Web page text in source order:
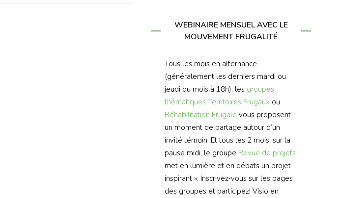
WEBINAIRE MENSUEL AVEC LE
MOUVEMENT FRUGALITÉ
Tous les mois en alternance
(généralement les derniers mardi ou
jeudi du mois à 18h), les groupes
thématiques Territoires Frugaux ou
Réhabilitation Frugale vous proposent
un moment de partage autour d’un
invité témoin. Et tous les 2 mois, sur la
pause midi, le groupe Revue de projets
met en lumière et en débats un projet
inspirant ». Inscrivez-vous sur les pages
des groupes et participez! Visio en